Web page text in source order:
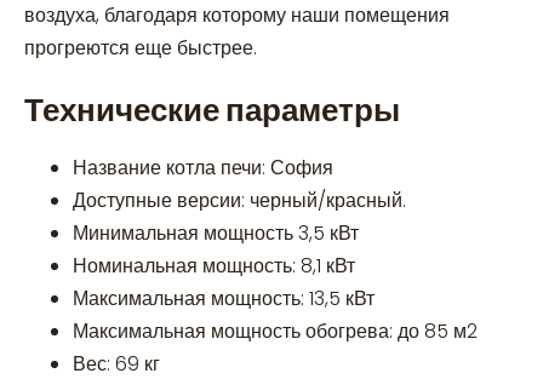
воздуха, благодаря которому наши помещения
прогреются еще быстрее.
Технические параметры
Название котла печи: София
Доступные версии: черный/красный.
Минимальная мощность 3,5 кВт
Номинальная мощность: 8,1 кВт
Максимальная мощность: 13,5 кВт
Максимальная мощность обогрева: до 85 м2
Вес: 69 кг